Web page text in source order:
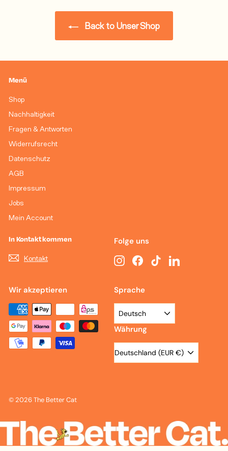
Back to Unser Shop
Menü
Shop
Nachhaltigkeit
Fragen & Antworten
Widerrufsrecht
Datenschutz
AGB
Impressum
Jobs
Mein Account
In Kontakt kommen
Kontakt
Folge uns
InstagramFacebookTikTokLinkedIn
Wir akzeptieren Sprache
Deutsch
Währung
Deutschland (EUR €)
© 2026 The Better Cat